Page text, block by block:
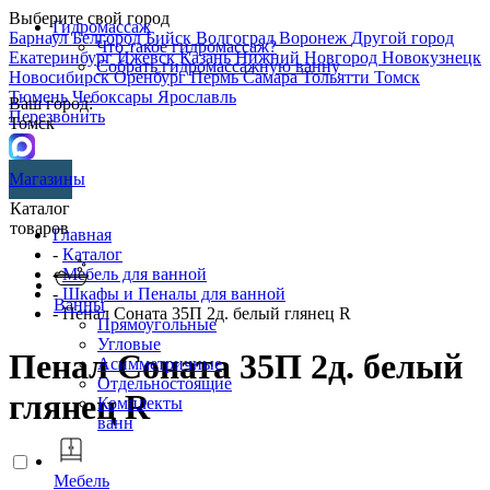
Выберите свой город
БарнаулБелгородБийск ВолгоградВоронеж Другой город
ЕкатеринбургИжевскКазаньНижний Новгород Новокузнецк
НовосибирскОренбургПермьСамараТольятти Томск
ТюменьЧебоксары Ярославль
Перезвонить
Гидромассаж
Что такое гидромассаж?
Собрать гидромассажную ванну
Ваш город:
Томск
Магазины
Каталог
товаров
Ванны
Прямоугольные
Угловые
Асимметричные
Отдельностоящие
Комплекты
ванн
Мебель
Главная
- Каталог
-Мебель для ванной
- Шкафы и Пеналы для ванной
- Пенал Соната 35П 2д. белый глянец R
Пенал Соната 35П 2д. белый
глянец R